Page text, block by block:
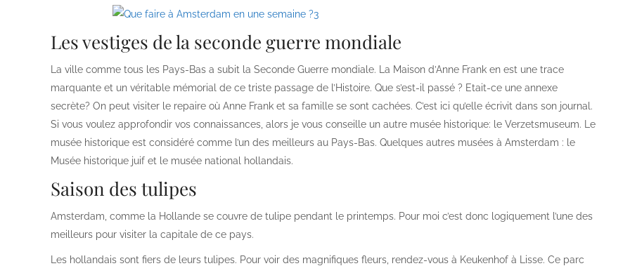
Les vestiges de la seconde guerre mondiale
La ville comme tous les Pays-Bas a subit la Seconde Guerre mondiale. La Maison d’Anne Frank en est une trace
marquante et un véritable mémorial de ce triste passage de l’Histoire. Que s’est-il passé ? Etait-ce une annexe
secrète? On peut visiter le repaire où Anne Frank et sa famille se sont cachées. C’est ici qu’elle écrivit dans son journal.
Si vous voulez approfondir vos connaissances, alors je vous conseille un autre musée historique: le Verzetsmuseum. Le
musée historique est considéré comme l’un des meilleurs au Pays-Bas. Quelques autres musées à Amsterdam : le
Musée historique juif et le musée national hollandais.
Saison des tulipes
Amsterdam, comme la Hollande se couvre de tulipe pendant le printemps. Pour moi c’est donc logiquement l’une des
meilleurs pour visiter la capitale de ce pays.
Les hollandais sont fiers de leurs tulipes. Pour voir des magnifiques fleurs, rendez-vous à Keukenhof à Lisse. Ce parc